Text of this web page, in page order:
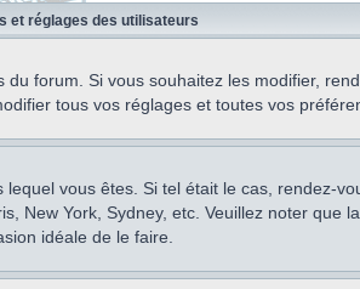
et réglages des utilisateurs
forum. Si vous souhaitez les modifier,
tous vos réglages et toutes vos
vous êtes. Si tel était le cas, rendez-
New York, Sydney, etc. Veuillez noter que
idéale de le faire.